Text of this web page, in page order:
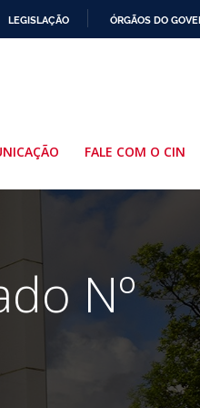
LEGISLAÇÃO ÓRGÃOS DO
FALE COM O CIN
Nº